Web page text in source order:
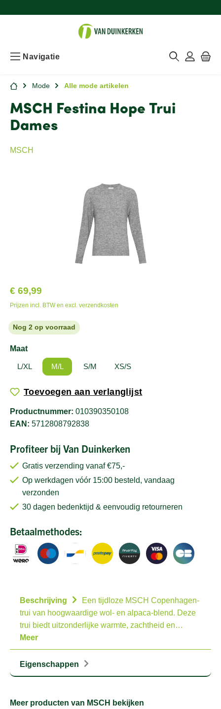
Navigatie
Mode Alle mode artikelen
MSCH Festina Hope Trui
Dames
MSCH
€ 69,99
Prijzen incl. BTW en excl. verzendkosten
Nog 2 op voorraad
Maat
L/XL M/L S/M XS/S
Toevoegen aan verlanglijst
Productnummer: 010390350108
EAN: 5712808792838
Profiteer bij Van Duinkerken
Gratis verzending vanaf €75,-
Op werkdagen vóór 15:00 besteld, vandaag
verzonden
30 dagen bedenktijd & eenvoudig retourneren
Betaalmethodes:
Beschrijving
Een tijdloze MSCH Copenhagen-
trui van hoogwaardige wol- en alpaca-blend. Deze
trui biedt uitzonderlijke warmte, zachtheid en…
Meer
Eigenschappen
Meer producten van MSCH bekijken